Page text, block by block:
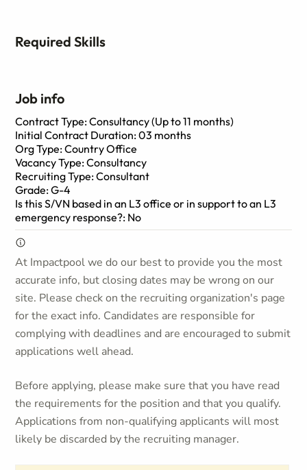
Required Skills
Job info
Contract Type: Consultancy (Up to 11 months)
Initial Contract Duration: 03 months
Org Type: Country Office
Vacancy Type: Consultancy
Recruiting Type: Consultant
Grade: G-4
Is this S/VN based in an L3 office or in support to an L3
emergency response?: No
At Impactpool we do our best to provide you the most
accurate info, but closing dates may be wrong on our
site. Please check on the recruiting organization's page
for the exact info. Candidates are responsible for
complying with deadlines and are encouraged to submit
applications well ahead.
Before applying, please make sure that you have read
the requirements for the position and that you qualify.
Applications from non-qualifying applicants will most
likely be discarded by the recruiting manager.